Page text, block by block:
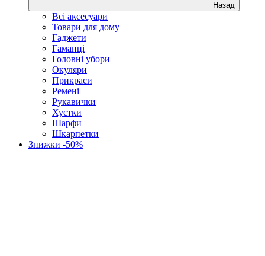
Назад
Всі аксесуари
Товари для дому
Гаджети
Гаманці
Головні убори
Окуляри
Прикраси
Ремені
Рукавички
Хустки
Шарфи
Шкарпетки
Знижки -50%